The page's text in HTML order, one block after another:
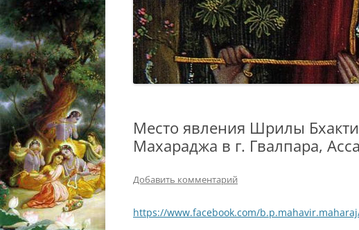
Место явления Шрилы
Махараджа в г. Гвалпара,
Добавить комментарий
https://www.facebook.com/